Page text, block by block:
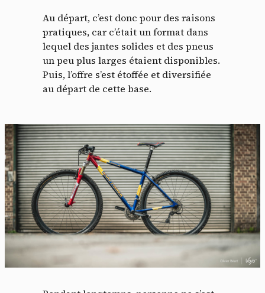
Au départ, c’est donc pour des raisons
pratiques, car c’était un format dans
lequel des jantes solides et des pneus
un peu plus larges étaient disponibles.
Puis, l’offre s’est étoffée et diversifiée
au départ de cette base.